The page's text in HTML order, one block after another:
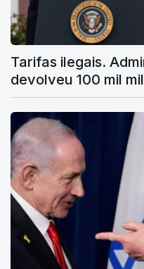
Tarifas ilegais.
devolveu 100 mil